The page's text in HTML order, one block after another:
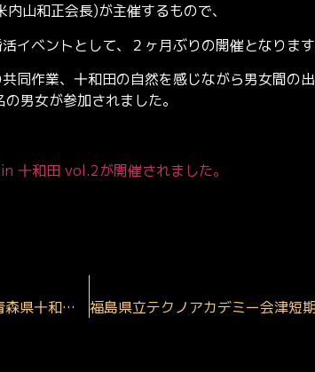
山和正会長)が主催するもので、
イベントとして、２ヶ月ぶりの開催となります
同作業、十和田の自然を感じながら男女間の
男女が参加されました。
十和田 vol.2が開催されました。
豆しとぎと米粉でつなぐ地域間交流 が行われました。［青森県十和田市 ~ 大分県杵築市山香町］